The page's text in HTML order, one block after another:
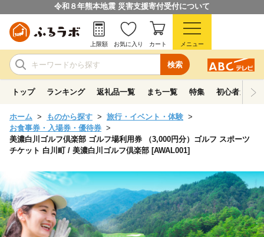
令和８年熊本地震 災害支援寄付受付について
検索
上限額 お気に入り カート メニュー
トップ ランキング 返礼品一覧 まち一覧 特集 初心者ガイド
ホーム ものから探す
旅行・イベント・体験
お食事券・入場券・優待券
美濃白川ゴルフ倶楽部 ゴルフ場利用券 （3,000円分）ゴルフ スポーツ
チケット 白川町 / 美濃白川ゴルフ倶楽部 [AWAL001]